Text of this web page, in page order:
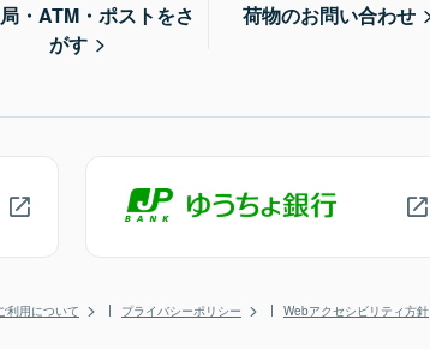
・ATM・ポストをさ
がす
荷物のお問い合わせ
利用について プライバシーポリシー Webアクセシビリティ方針